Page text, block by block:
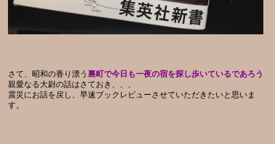
さて、昭和の香り漂う裏町で今日も一夜の宿を探し歩いているであろう
親愛なる大尉の話はさておき、、、
震災にお話を戻し、早速ブックレビューさせていただきたいと思いま
す。